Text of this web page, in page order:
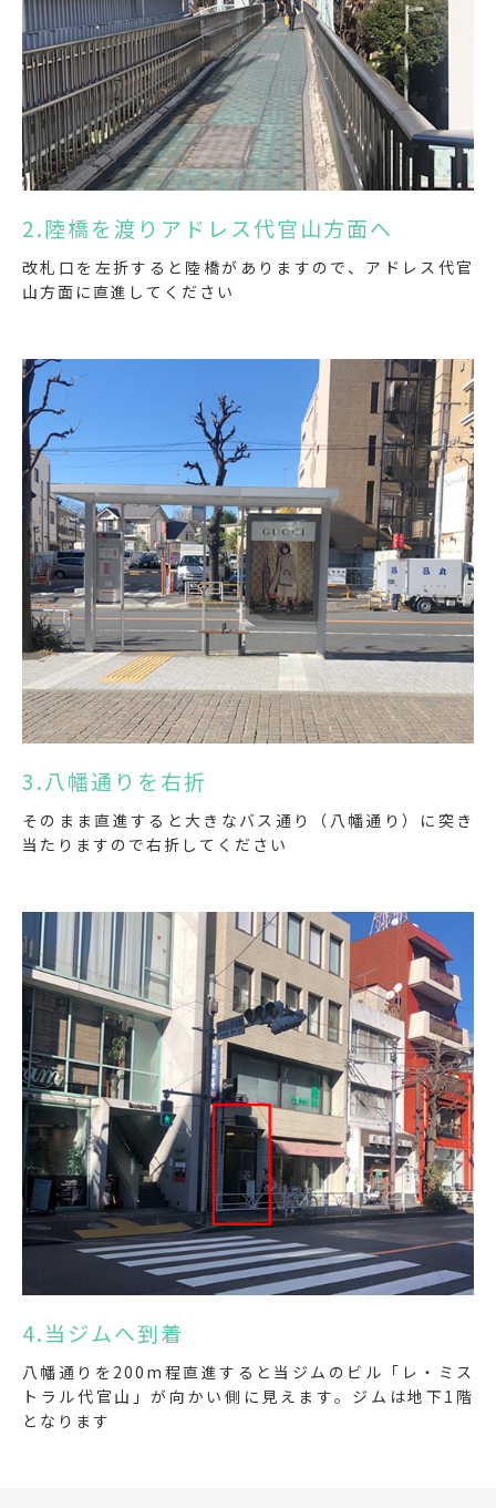
2.陸橋を渡りアドレス代官山方面へ
改札口を左折すると陸橋がありますので、アドレス代官
山方面に直進してください
3.八幡通りを右折
そのまま直進すると大きなバス通り（八幡通り）に突き
当たりますので右折してください
4.当ジムへ到着
八幡通りを200m程直進すると当ジムのビル「レ・ミス
トラル代官山」が向かい側に見えます。ジムは地下1階
となります